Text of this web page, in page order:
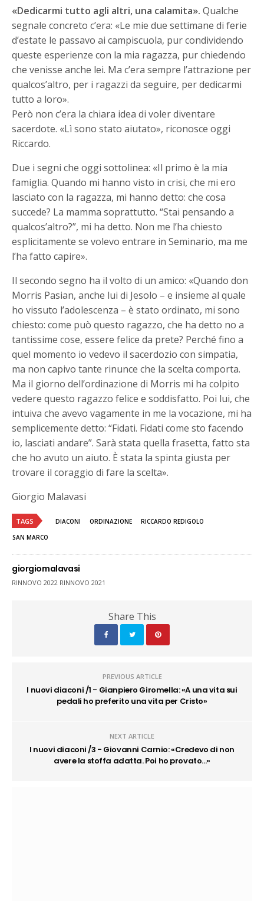
«Dedicarmi tutto agli altri, una calamita». Qualche
segnale concreto c’era: «Le mie due settimane di ferie
d’estate le passavo ai campiscuola, pur condividendo
queste esperienze con la mia ragazza, pur chiedendo
che venisse anche lei. Ma c’era sempre l’attrazione per
qualcos’altro, per i ragazzi da seguire, per dedicarmi
tutto a loro».
Però non c’era la chiara idea di voler diventare
sacerdote. «Lì sono stato aiutato», riconosce oggi
Riccardo.
Due i segni che oggi sottolinea: «Il primo è la mia
famiglia. Quando mi hanno visto in crisi, che mi ero
lasciato con la ragazza, mi hanno detto: che cosa
succede? La mamma soprattutto. “Stai pensando a
qualcos’altro?”, mi ha detto. Non me l’ha chiesto
esplicitamente se volevo entrare in Seminario, ma me
l’ha fatto capire».
Il secondo segno ha il volto di un amico: «Quando don
Morris Pasian, anche lui di Jesolo – e insieme al quale
ho vissuto l’adolescenza – è stato ordinato, mi sono
chiesto: come può questo ragazzo, che ha detto no a
tantissime cose, essere felice da prete? Perché fino a
quel momento io vedevo il sacerdozio con simpatia,
ma non capivo tante rinunce che la scelta comporta.
Ma il giorno dell’ordinazione di Morris mi ha colpito
vedere questo ragazzo felice e soddisfatto. Poi lui, che
intuiva che avevo vagamente in me la vocazione, mi ha
semplicemente detto: “Fidati. Fidati come sto facendo
io, lasciati andare”. Sarà stata quella frasetta, fatto sta
che ho avuto un aiuto. È stata la spinta giusta per
trovare il coraggio di fare la scelta».
Giorgio Malavasi
TAGS DIACONI ORDINAZIONE
RICCARDO REDIGOLO
SAN MARCO
giorgiomalavasi
RINNOVO 2022 RINNOVO 2021
Share This
PREVIOUS ARTICLE
I nuovi diaconi /1 - Gianpiero Giromella: «A una vita sui
pedali ho preferito una vita per Cristo»
NEXT ARTICLE
I nuovi diaconi /3 - Giovanni Carnio: «Credevo di non
avere la stoffa adatta. Poi ho provato...»